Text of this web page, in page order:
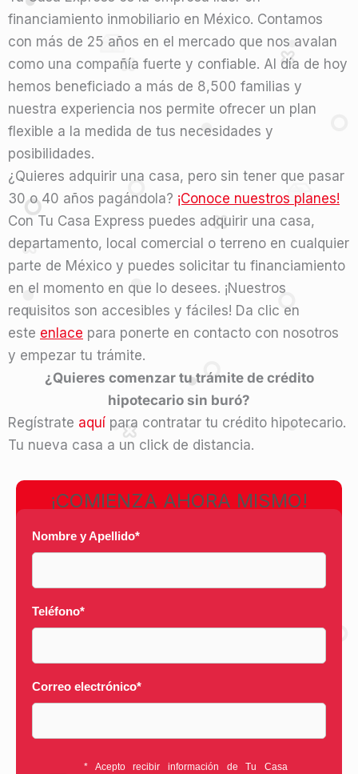
financiamiento inmobiliario en México. Contamos
con más de 25 años en el mercado que nos avalan
como una compañía fuerte y confiable. Al día de hoy
hemos beneficiado a más de 8,500 familias y
nuestra experiencia nos permite ofrecer un plan
flexible a la medida de tus necesidades y
posibilidades.
¿Quieres adquirir una casa, pero sin tener que pasar
30 o 40 años pagándola? ¡Conoce nuestros planes!
Con Tu Casa Express puedes adquirir una casa,
departamento, local comercial o terreno en cualquier
parte de México y puedes solicitar tu financiamiento
en el momento en que lo desees. ¡Nuestros
requisitos son accesibles y fáciles! Da clic en
este enlace para ponerte en contacto con nosotros
y empezar tu trámite.
¿Quieres comenzar tu trámite de crédito
hipotecario sin buró?
Regístrate aquí para contratar tu crédito hipotecario.
Tu nueva casa a un click de distancia.
¡COMIENZA AHORA MISMO!
Nombre y Apellido*
Teléfono*
Correo electrónico*
* Acepto recibir información de Tu Casa